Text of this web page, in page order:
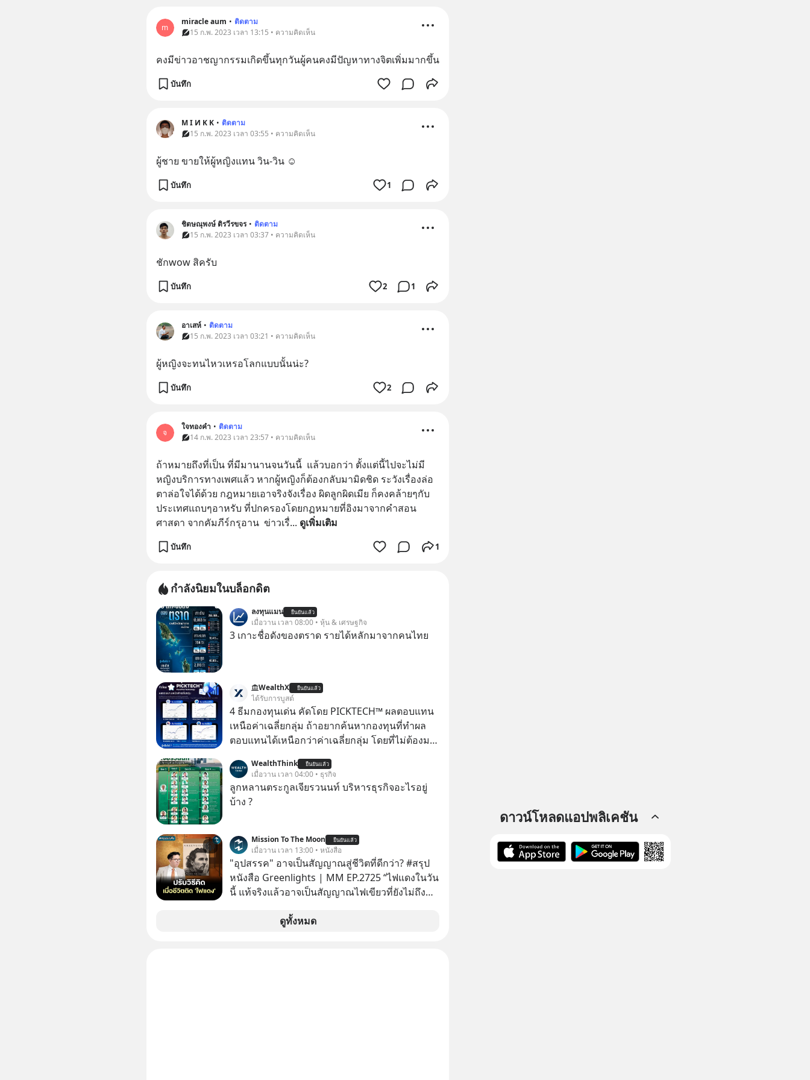
m
miracle aum • ติดตาม
15 ก.พ. 2023 เวลา 13:15 • ความคิดเห็น
คงมีข่าวอาชญากรรมเกิดขึ้นทุกวันผู้คนคงมีปัญหาทางจิตเพิ่มมากขึ้น
บันทึก
M I И K K • ติดตาม
15 ก.พ. 2023 เวลา 03:55 • ความคิดเห็น
ผู้ชาย ขายให้ผู้หญิงแทน วิน-วิน ☺️
บันทึก 1
ชิตษณุพงษ์ ติรวีรขจร • ติดตาม
15 ก.พ. 2023 เวลา 03:37 • ความคิดเห็น
ชักwow สิครับ
บันทึก 2 1
อาเสห์ • ติดตาม
15 ก.พ. 2023 เวลา 03:21 • ความคิดเห็น
ผู้หญิงจะทนไหวเหรอโลกแบบนั้นน่ะ?
บันทึก 2
จ
ใจทองคำ • ติดตาม
14 ก.พ. 2023 เวลา 23:57 • ความคิดเห็น
ถ้าหมายถึงที่เป็น ที่มีมานานจนวันนี้  แล้วบอกว่า ตั้งแต่นี้ไปจะไม่มี
หญิงบริการทางเพศแล้ว หากผู้หญิงก็ต้องกลับมามิดชิด ระวังเรื่องล่อ
ตาล่อใจได้ด้วย กฎหมายเอาจริงจังเรื่อง ผิดลูกผิดเมีย ก็คงคล้ายๆกับ
ประเทศแถบๆอาหรับ ที่ปกครองโดยกฏหมายที่อิงมาจากคำสอน
ศาสดา จากคัมภีร์กรุอาน  ข่าวเรื่... ดูเพิ่มเติม
บันทึก 1
กำลังนิยมในบล็อกดิต
ลงทุนแมน ยืนยันแล้ว
เมื่อวาน เวลา 08:00 • หุ้น & เศรษฐกิจ
3 เกาะชื่อดังของตราด รายได้หลักมาจากคนไทย
WealthX ยืนยันแล้ว
ได้รับการบูสต์
4 ธีมกองทุนเด่น คัดโดย PICKTECH™ ผลตอบแทน
เหนือค่าเฉลี่ยกลุ่ม ถ้าอยากค้นหากองทุนที่ทำผล
ตอบแทนได้เหนือกว่าค่าเฉลี่ยกลุ่ม โดยที่ไม่ต้องมา
PICKTECH™ บนแอป WealthX ช่วยคัดกองทุนเด่น
ให้ได้
WealthThink ยืนยันแล้ว
เมื่อวาน เวลา 04:00 • ธุรกิจ
ลูกหลานตระกูลเจียรวนนท์ บริหารธุรกิจอะไรอยู่
บ้าง ?
Mission To The Moon ยืนยันแล้ว
เมื่อวาน เวลา 13:00 • หนังสือ
"อุปสรรค" อาจเป็นสัญญาณสู่ชีวิตที่ดีกว่า? #สรุป
หนังสือ Greenlights | MM EP.2725 “ไฟแดงในวัน
นี้ แท้จริงแล้วอาจเป็นสัญญาณไฟเขียวที่ยังไม่ถึง
หนึ่ง เคยปฏิเสธเงินค่าตัวหนังรอมคอมที่สูงถึง 14.5
ดูทั้งหมด
ดาวน์โหลดแอปพลิเคชัน